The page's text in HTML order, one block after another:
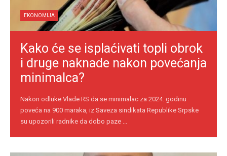
EKONOMIJA
Kako će se isplaćivati topli obrok
i druge naknade nakon povećanja
minimalca?
Nakon odluke Vlade RS da se minimalac za 2024. godinu
poveća na 900 maraka, iz Saveza sindikata Republike Srpske
su upozorili radnike da dobo paze ...